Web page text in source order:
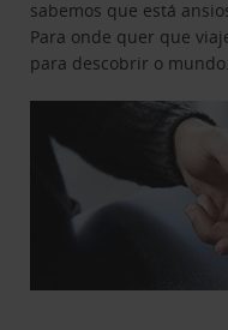
sabemos que está
Para onde quer que
para descobrir o mundo.